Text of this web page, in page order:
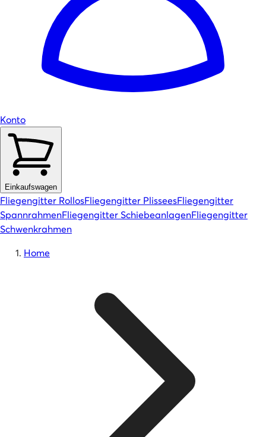
Konto
Einkaufswagen
Fliegengitter RollosFliegengitter PlisseesFliegengitter
SpannrahmenFliegengitter SchiebeanlagenFliegengitter
Schwenkrahmen
Home